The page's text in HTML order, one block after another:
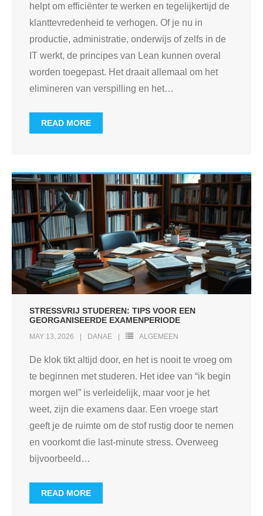
helpt om efficiënter te werken en tegelijkertijd de
klanttevredenheid te verhogen. Of je nu in
productie, administratie, onderwijs of zelfs in de
IT werkt, de principes van Lean kunnen overal
worden toegepast. Het draait allemaal om het
elimineren van verspilling en het…
READ MORE
STRESSVRIJ STUDEREN: TIPS VOOR EEN
GEORGANISEERDE EXAMENPERIODE
MAY 13, 2026 DANAE ALGEMEEN
De klok tikt altijd door, en het is nooit te vroeg om
te beginnen met studeren. Het idee van “ik begin
morgen wel” is verleidelijk, maar voor je het
weet, zijn die examens daar. Een vroege start
geeft je de ruimte om de stof rustig door te nemen
en voorkomt die last-minute stress. Overweeg
bijvoorbeeld …
READ MORE